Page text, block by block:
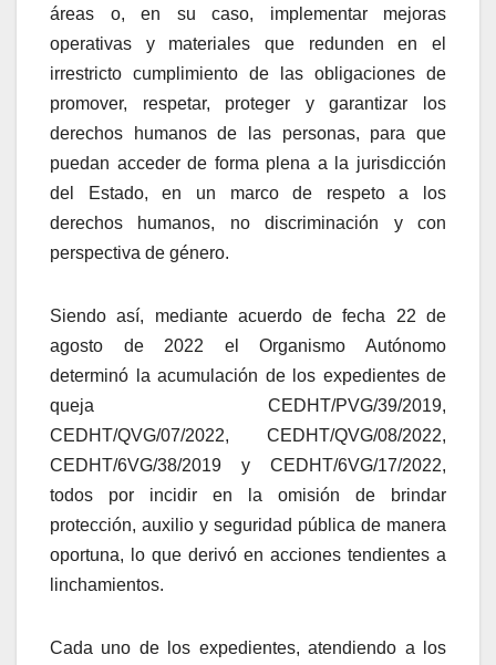
áreas o, en su caso, implementar mejoras
operativas y materiales que redunden en el
irrestricto cumplimiento de las obligaciones de
promover, respetar, proteger y garantizar los
derechos humanos de las personas, para que
puedan acceder de forma plena a la jurisdicción
del Estado, en un marco de respeto a los
derechos humanos, no discriminación y con
perspectiva de género.
Siendo así, mediante acuerdo de fecha 22 de
agosto de 2022 el Organismo Autónomo
determinó la acumulación de los expedientes de
queja CEDHT/PVG/39/2019,
CEDHT/QVG/07/2022, CEDHT/QVG/08/2022,
CEDHT/6VG/38/2019 y CEDHT/6VG/17/2022,
todos por incidir en la omisión de brindar
protección, auxilio y seguridad pública de manera
oportuna, lo que derivó en acciones tendientes a
linchamientos.
Cada uno de los expedientes, atendiendo a los